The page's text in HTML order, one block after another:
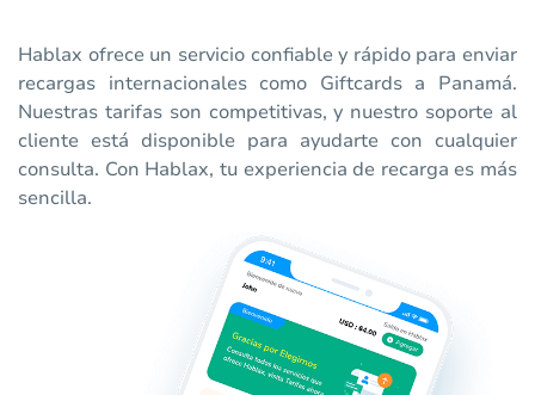
Hablax ofrece un servicio confiable y rápido para enviar
recargas internacionales como Giftcards a Panamá.
Nuestras tarifas son competitivas, y nuestro soporte al
cliente está disponible para ayudarte con cualquier
consulta. Con Hablax, tu experiencia de recarga es más
sencilla.